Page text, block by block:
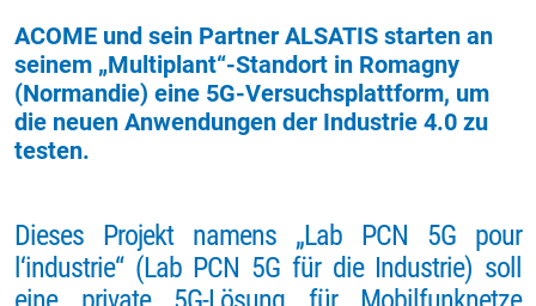
ACOME und sein Partner ALSATIS starten an
seinem „Multiplant“-Standort in Romagny
(Normandie) eine 5G-Versuchsplattform, um
die neuen Anwendungen der Industrie 4.0 zu
testen.
Dieses Projekt namens „Lab PCN 5G pour
l‘industrie“ (Lab PCN 5G für die Industrie) soll